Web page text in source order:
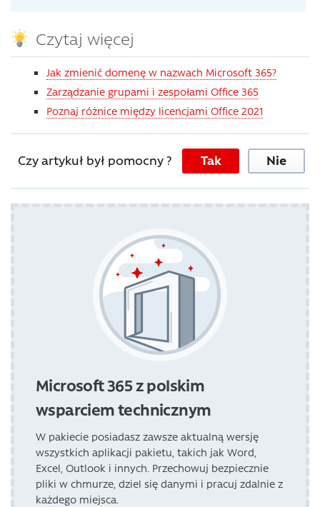
Czytaj więcej
Jak zmienić domenę w nazwach Microsoft 365?
Zarządzanie grupami i zespołami Office 365
Poznaj różnice między licencjami Office 2021
Czy artykuł był pomocny ? Tak Nie
Microsoft 365 z polskim
wsparciem technicznym
W pakiecie posiadasz zawsze aktualną wersję
wszystkich aplikacji pakietu, takich jak Word,
Excel, Outlook i innych. Przechowuj bezpiecznie
pliki w chmurze, dziel się danymi i pracuj zdalnie z
każdego miejsca.